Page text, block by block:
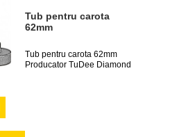
Tub pentru carota
62mm
Tub pentru carota 62mm
Producator TuDee Diamond